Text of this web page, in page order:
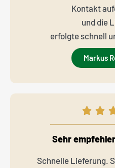
Kontakt
und die
erfolgte schnell
Markus
Sehr
Schnelle Lieferung.